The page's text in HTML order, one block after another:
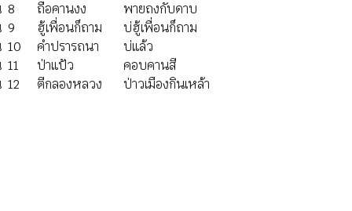
8
ถือคานงง
พายถงกับดาบ
9
ฮู้เพื่อนก็ถาม
บ่ฮู้เพื่อนก็ถาม
10
คำปรารถนา
บ่แล้ว
11
ป่าแป้ว
คอบคานสี
12
ตีกลองหลวง ป่าวเมืองกินเหล้า